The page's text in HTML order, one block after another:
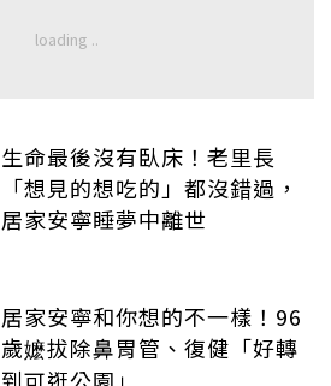
生命最後沒有臥床！老里長
「想見的想吃的」都沒錯過，
居家安寧睡夢中離世
居家安寧和你想的不一樣！96
歲嬷拔除鼻胃管、復健「好轉
到可逛公園」